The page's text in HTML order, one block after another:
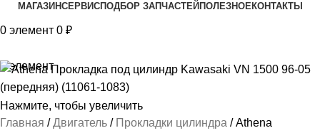
МАГАЗИНСЕРВИСПОДБОР ЗАПЧАСТЕЙ ПОЛЕЗНОЕКОНТАКТЫ
0 элемент 0 ₽
0элемент
Нажмите, чтобы увеличить
Главная
Двигатель Прокладки цилиндра
Athena